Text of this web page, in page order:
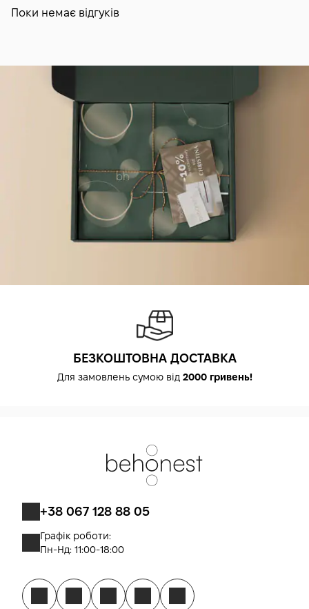
Поки немає відгуків
БЕЗКОШТОВНА ДОСТАВКА
Для замовлень сумою від 2000 гривень!
+38 067 128 88 05
Графік роботи:
Пн-Нд: 11:00-18:00